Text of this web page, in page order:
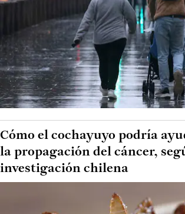
Cómo el cochayuyo podría
la propagación del cáncer,
investigación chilena